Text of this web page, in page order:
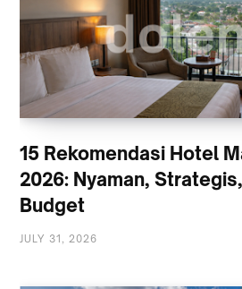
15 Rekomendasi Hotel
2026: Nyaman,
Budget
JULY 31, 2026